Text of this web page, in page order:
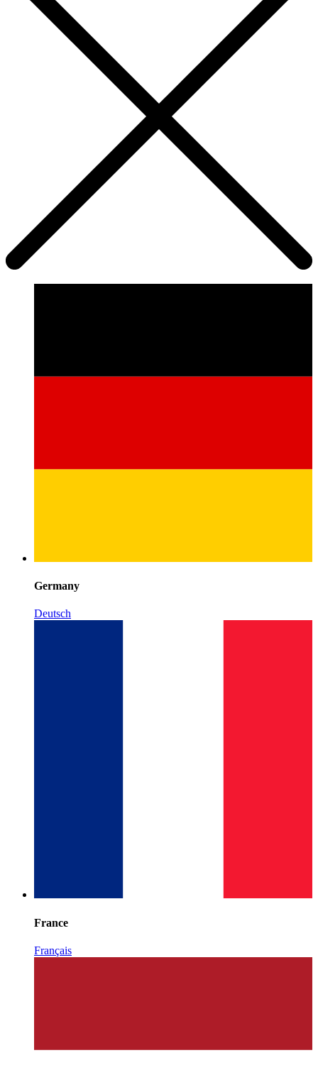
Germany
Deutsch
France
Français